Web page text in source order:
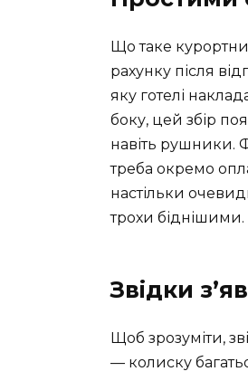
Що таке
рахунку після
яку готелі
боку, цей збір
навіть рушники.
треба окремо
настільки
трохи біднішими.
Звідки
Щоб зрозуміти,
— колиску